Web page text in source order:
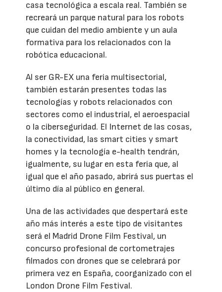
casa tecnológica a escala real. También se
recreará un parque natural para los robots
que cuidan del medio ambiente y un aula
formativa para los relacionados con la
robótica educacional.
Al ser GR-EX una feria multisectorial,
también estarán presentes todas las
tecnologías y robots relacionados con
sectores como el industrial, el aeroespacial
o la ciberseguridad. El Internet de las cosas,
la conectividad, las smart cities y smart
homes y la tecnología e-health tendrán,
igualmente, su lugar en esta feria que, al
igual que el año pasado, abrirá sus puertas el
último día al público en general.
Una de las actividades que despertará este
año más interés a este tipo de visitantes
será el Madrid Drone Film Festival, un
concurso profesional de cortometrajes
filmados con drones que se celebrará por
primera vez en España, coorganizado con el
London Drone Film Festival.